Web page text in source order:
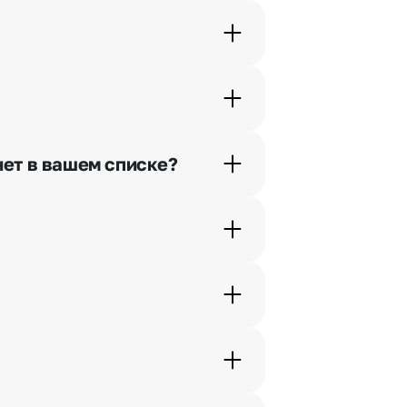
в вашем списке?
в срок от 1 до 3 дней. Услуга